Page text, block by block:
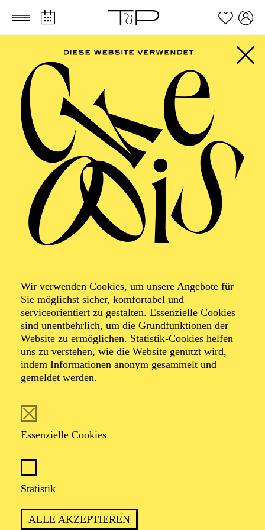
Zum Hauptinhalt springen Zum Footer springen
Wir verwenden Cookies, um unsere Angebote für
Sie möglichst sicher, komfortabel und
serviceorientiert zu gestalten. Essenzielle Cookies
sind unentbehrlich, um die Grundfunktionen der
Website zu ermöglichen. Statistik-Cookies helfen
uns zu verstehen, wie die Website genutzt wird,
indem Informationen anonym gesammelt und
gemeldet werden.
Essenzielle Cookies
Statistik
ALLE AKZEPTIEREN
Foto: Benne Ochs
KS. Marie-Helen
Joël
Marie-Helen Joël (Mezzosopran) aus Aachen studierte
zunächst Schulmusik, dann Gesang in Köln und
absolvierte ihren Master of Music-Education 2009 in
Bonn ans Aalto-Theater, wo sie u. a. als Maddalena